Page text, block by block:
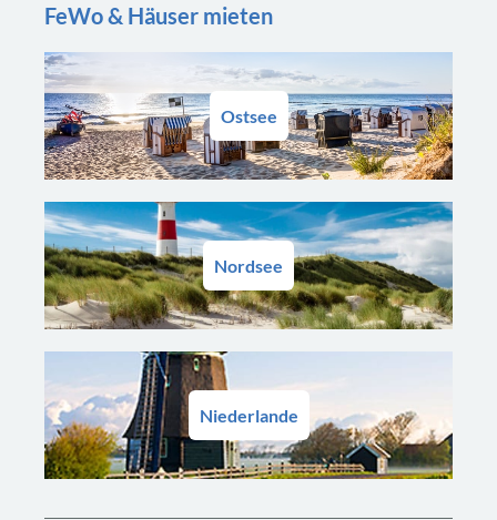
FeWo & Häuser mieten
Ostsee
Nordsee
Niederlande